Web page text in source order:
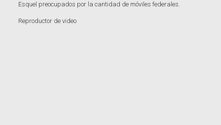
Esquel preocupados por la cantidad de móviles federales.
Reproductor de video